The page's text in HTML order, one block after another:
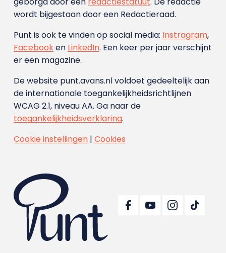
wordt bijgestaan door een Redactieraad.
Punt is ook te vinden op social media: Instragram,
Facebooken LinkedIn. Een keer per jaar verschijnt
er een magazine.
De website punt.avans.nl voldoet gedeeltelijk aan
de internationale toegankelijkheidsrichtlijnen
WCAG 2.1, niveau AA. Ga naar de
toegankelijkheidsverklaring.
Cookie instellingen| Cookies